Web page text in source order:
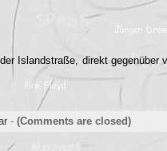
Islandstraße, direkt gegenüber
- (Comments are closed)